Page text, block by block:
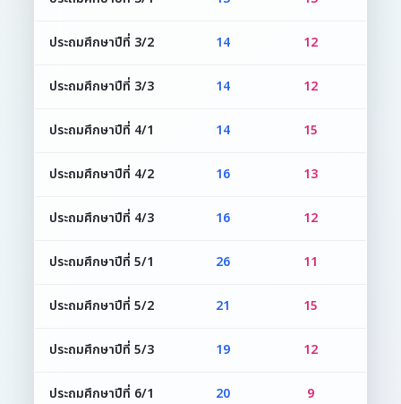
ประถมศึกษาปีที่ 3/2 14 12
ประถมศึกษาปีที่ 3/3 14 12
ประถมศึกษาปีที่ 4/1 14 15
ประถมศึกษาปีที่ 4/2 16 13
ประถมศึกษาปีที่ 4/3 16 12
ประถมศึกษาปีที่ 5/1 26 11
ประถมศึกษาปีที่ 5/2 21 15
ประถมศึกษาปีที่ 5/3 19 12
ประถมศึกษาปีที่ 6/1 20 9